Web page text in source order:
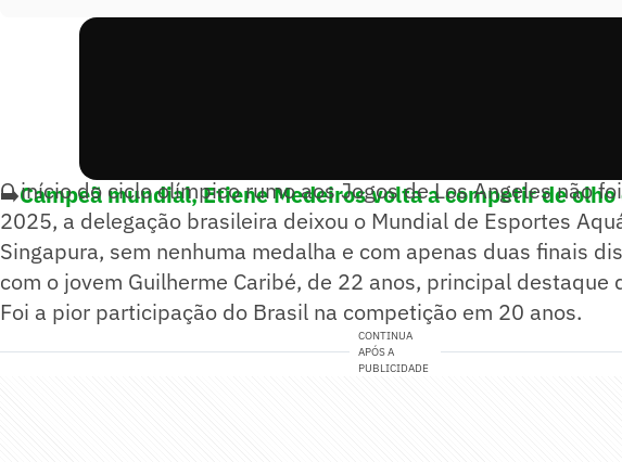
➡️Campeã mundial, Etiene Medeiros volta a competir de
O início do ciclo olímpico rumo aos Jogos de Los Angeles não
2025, a delegação brasileira deixou o Mundial de Esportes
Singapura, sem nenhuma medalha e com apenas duas finais
com o jovem Guilherme Caribé, de 22 anos, principal destaque
Foi a pior participação do Brasil na competição em 20 anos.
CONTINUA
APÓS A
PUBLICIDADE